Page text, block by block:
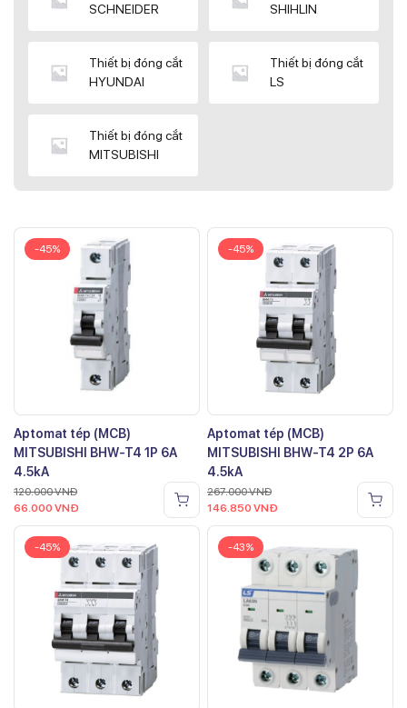
SCHNEIDER
SHIHLIN
Thiết bị đóng cắt
HYUNDAI
Thiết bị đóng cắt
LS
Thiết bị đóng cắt
MITSUBISHI
-45%
Aptomat tép (MCB)
MITSUBISHI BHW-T4 1P 6A
4.5kA
120.000VNĐ
66.000 VNĐ
-45%
Aptomat tép (MCB)
MITSUBISHI BHW-T4 2P 6A
4.5kA
267.000VNĐ
146.850 VNĐ
-45% -43%